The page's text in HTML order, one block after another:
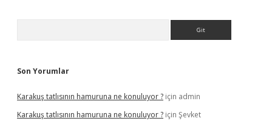
Son Yorumlar
Karakuş tatlısının hamuruna ne konuluyor ? için admin
Karakuş tatlısının hamuruna ne konuluyor ? için Şevket